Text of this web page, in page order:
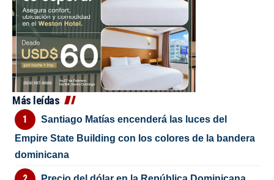
Más leídas
Santiago Matías encenderá las luces del
Empire State Building con los colores de la bandera
dominicana